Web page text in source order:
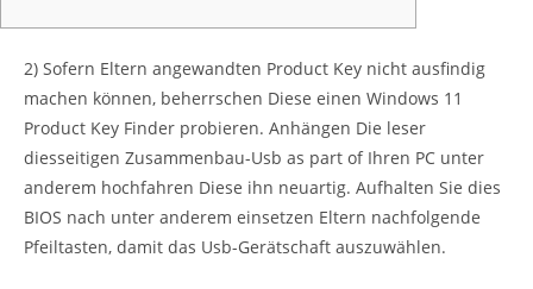
2) Sofern Eltern angewandten Product Key nicht ausfindig
machen können, beherrschen Diese einen Windows 11
Product Key Finder probieren. Anhängen Die leser
diesseitigen Zusammenbau-Usb as part of Ihren PC unter
anderem hochfahren Diese ihn neuartig. Aufhalten Sie dies
BIOS nach unter anderem einsetzen Eltern nachfolgende
Pfeiltasten, damit das Usb-Gerätschaft auszuwählen.